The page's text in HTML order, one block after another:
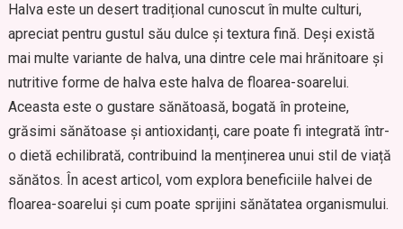
Halva este un desert tradițional cunoscut în multe culturi,
apreciat pentru gustul său dulce și textura fină. Deși există
mai multe variante de halva, una dintre cele mai hrănitoare și
nutritive forme de halva este halva de floarea-soarelui.
Aceasta este o gustare sănătoasă, bogată în proteine,
grăsimi sănătoase și antioxidanți, care poate fi integrată într-
o dietă echilibrată, contribuind la menținerea unui stil de viață
sănătos. În acest articol, vom explora beneficiile halvei de
floarea-soarelui și cum poate sprijini sănătatea organismului.